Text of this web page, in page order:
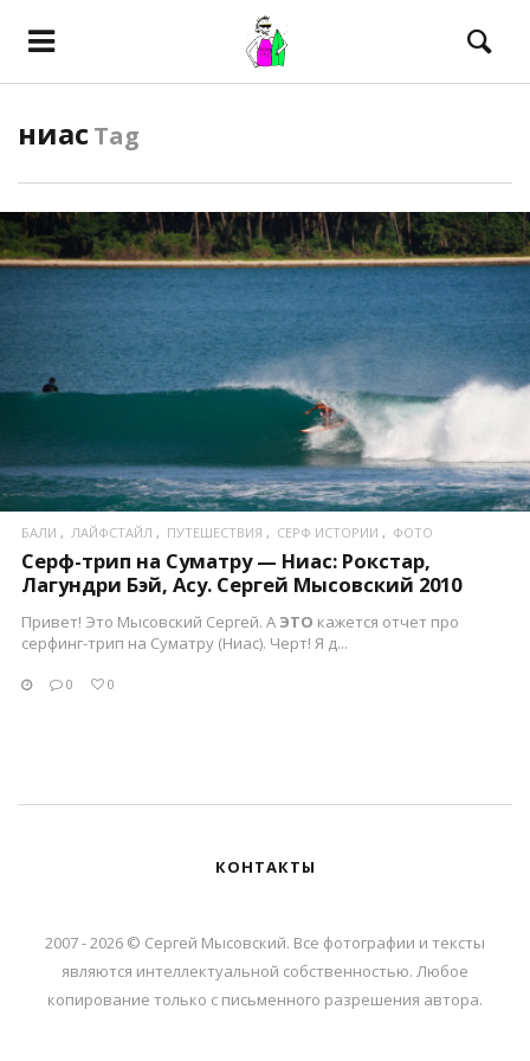
ниасTag
ПОСМОТРЕТЬ
БАЛИ ЛАЙФСТАЙЛ ПУТЕШЕСТВИЯ СЕРФ ИСТОРИИ ФОТО
Серф-трип на Суматру — Ниас: Рокстар,
Лагундри Бэй, Асу. Сергей Мысовский 2010
Привет! Это Мысовский Сергей. А ЭТО кажется отчет про
серфинг-трип на Суматру (Ниас). Черт! Я д...
0 0
КОНТАКТЫ
2007 - 2026 © Сергей Мысовский. Все фотографии и тексты
являются интеллектуальной собственностью. Любое
копирование только с письменного разрешения автора.